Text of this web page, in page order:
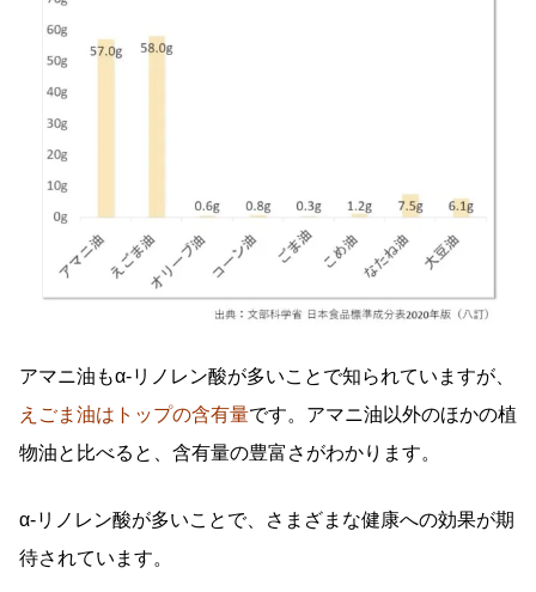
アマニ油もα-リノレン酸が多いことで知られていますが、
えごま油はトップの含有量です。アマニ油以外のほかの植
物油と比べると、含有量の豊富さがわかります。
α-リノレン酸が多いことで、さまざまな健康への効果が期
待されています。